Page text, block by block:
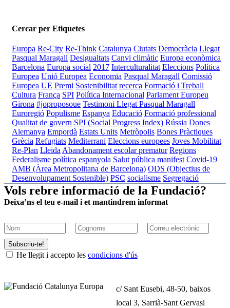
Cercar per Etiquetes
Europa Re-City Re-Think Catalunya Ciutats Democràcia Llegat
Pasqual Maragall Desigualtats Canvi climàtic Europa econòmica
Barcelona Europa social 2017 Interculturalitat Eleccions Política
Europea Unió Europea Economia Pasqual Maragall Comissió
Europea UE Premi Sostenibilitat recerca Formació i Treball
Cultura França SPI Política Internacional Parlament Europeu
Girona #joproposoue Testimoni Llegat Pasqual Maragall
Euroregió Populisme Espanya Educació Formació professional
Qualitat de govern SPI (Social Progress Index) Rússia Dones
Alemanya Empordà Estats Units Metròpolis Bones Pràctiques
Grècia Refugiats Mediterrani Eleccions europees Joves Mobilitat
Re-Plan Lleida Abandonament escolar prematur Regions
Federalisme política espanyola Salut pública manifest Covid-19
AMB (Àrea Metropolitana de Barcelona) ODS (Objectius de
Desenvolupament Sostenible) PSC socialisme Segregació
Vols rebre informació de la Fundació?
Deixa’ns el teu e-mail i et mantindrem informat
Subscriu-te!
He llegit i accepto les condicions d'ús
c/ Sant Eusebi, 48-50, baixos
local 3, Sarrià-Sant Gervasi